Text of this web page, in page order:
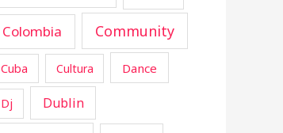
Colombia Community
Cuba Cultura Dance
Dj Dublin